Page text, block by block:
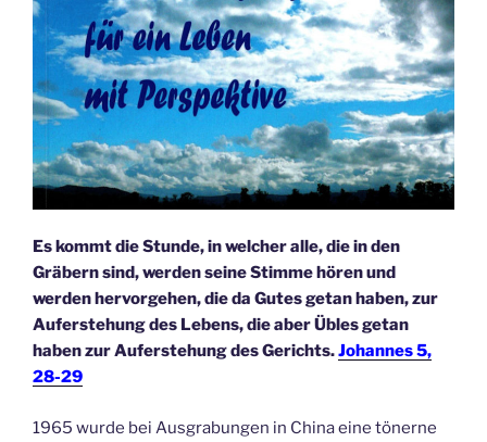
Es kommt die Stunde, in welcher alle, die in den
Gräbern sind, werden seine Stimme hören und
werden hervorgehen, die da Gutes getan haben, zur
Auferstehung des Lebens, die aber Übles getan
haben zur Auferstehung des Gerichts.Johannes 5,
28-29
1965 wurde bei Ausgrabungen in China eine tönerne